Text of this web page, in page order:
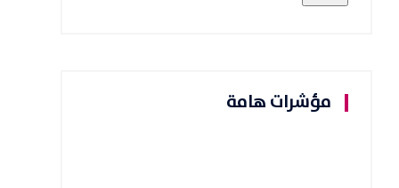
مؤشرات هامة